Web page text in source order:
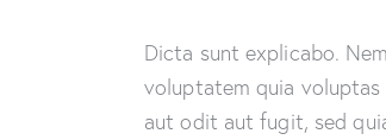
Dicta sunt explicabo.
voluptatem quia
aut odit aut fugit, sed